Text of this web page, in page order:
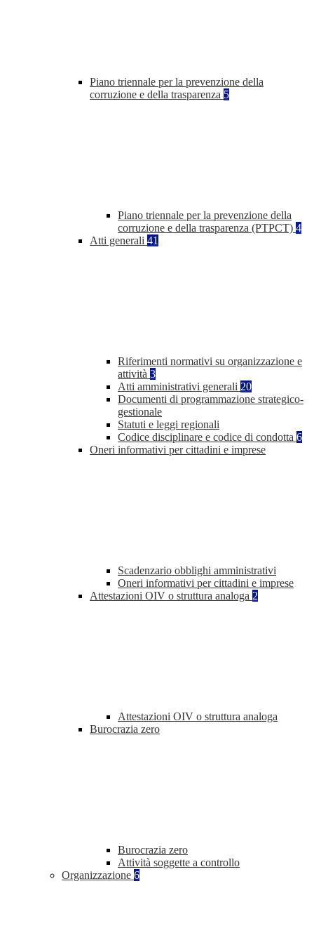
Piano triennale per la prevenzione della
corruzione e della trasparenza 5
Piano triennale per la prevenzione della
corruzione e della trasparenza (PTPCT) 4
Atti generali 41
Riferimenti normativi su organizzazione e
attività 3
Atti amministrativi generali 20
Documenti di programmazione strategico-
gestionale
Statuti e leggi regionali
Codice disciplinare e codice di condotta 6
Oneri informativi per cittadini e imprese
Scadenzario obblighi amministrativi
Oneri informativi per cittadini e imprese
Attestazioni OIV o struttura analoga 2
Attestazioni OIV o struttura analoga
Burocrazia zero
Burocrazia zero
Attività soggette a controllo
Organizzazione 6